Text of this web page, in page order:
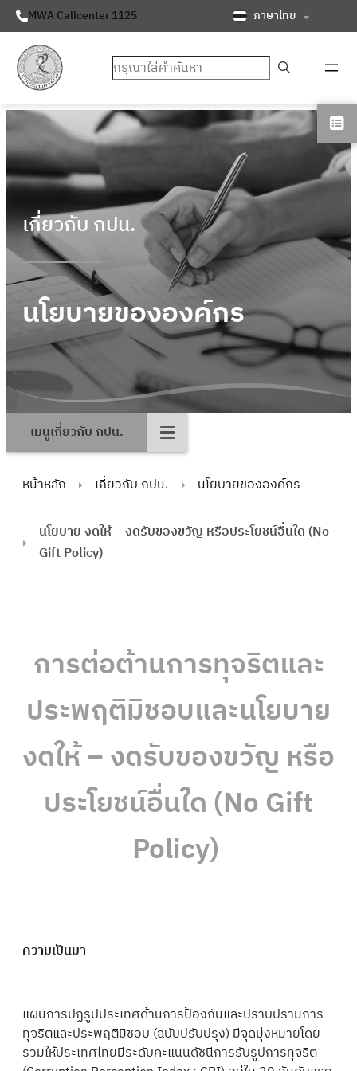
MWA Callcenter 1125 ภาษาไทย
ค้นหา
เกี่ยวกับ กปน.
นโยบายขององค์กร
เมนูเกี่ยวกับ กปน.
หน้าหลัก เกี่ยวกับ กปน. นโยบายขององค์กร
นโยบาย งดให้ – งดรับของขวัญ หรือประโยชน์อื่นใด (No
Gift Policy)
การต่อต้านการทุจริตและ
ประพฤติมิชอบและนโยบาย
งดให้ – งดรับของขวัญ หรือ
ประโยชน์อื่นใด (No Gift
Policy)
ความเป็นมา
แผนการปฏิรูปประเทศด้านการป้องกันและปราบปรามการ
ทุจริตและประพฤติมิชอบ (ฉบับปรับปรุง) มีจุดมุ่งหมายโดย
รวมให้ประเทศไทยมีระดับคะแนนดัชนีการรับรูปการทุจริต